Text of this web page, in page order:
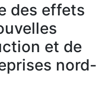
des effets
et de
nord-